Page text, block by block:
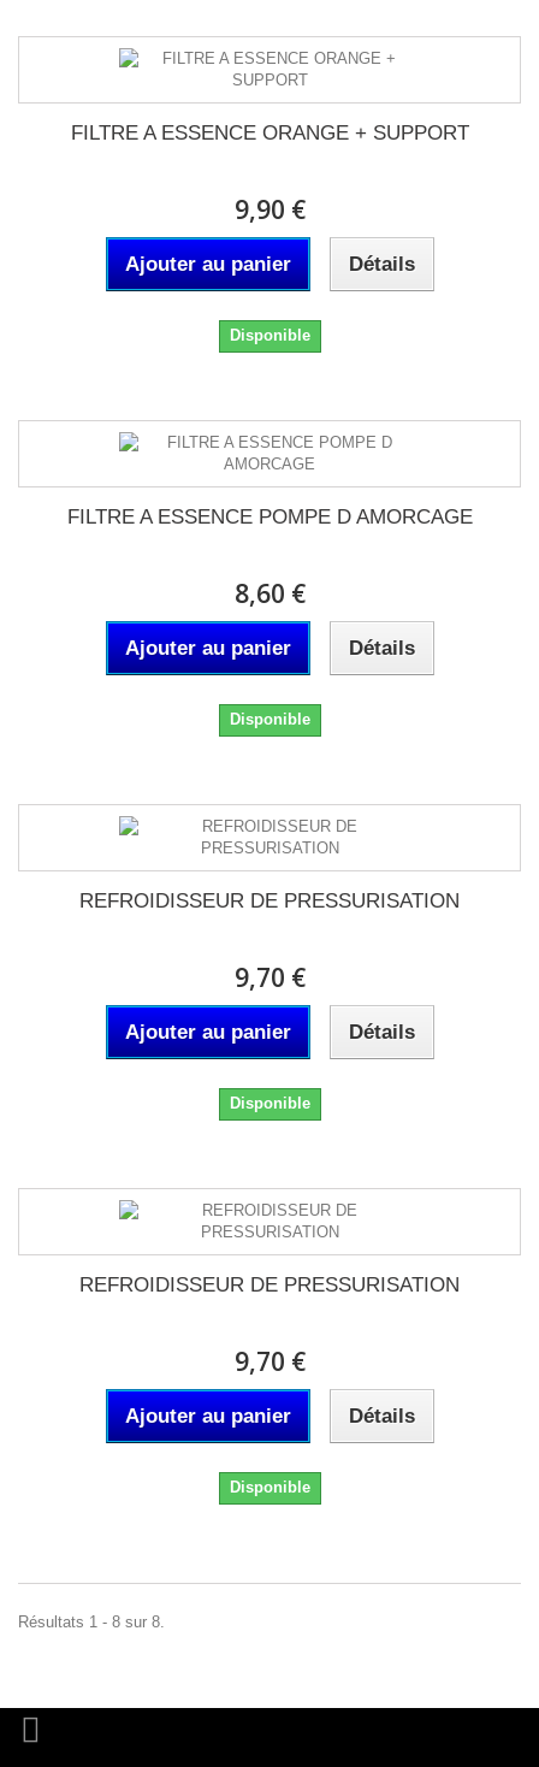
FILTRE A ESSENCE ORANGE + SUPPORT
9,90 €
Ajouter au panier Détails
Disponible
FILTRE A ESSENCE POMPE D AMORCAGE
8,60 €
Ajouter au panier Détails
Disponible
REFROIDISSEUR DE PRESSURISATION
9,70 €
Ajouter au panier Détails
Disponible
REFROIDISSEUR DE PRESSURISATION
9,70 €
Ajouter au panier Détails
Disponible
Résultats 1 - 8 sur 8.